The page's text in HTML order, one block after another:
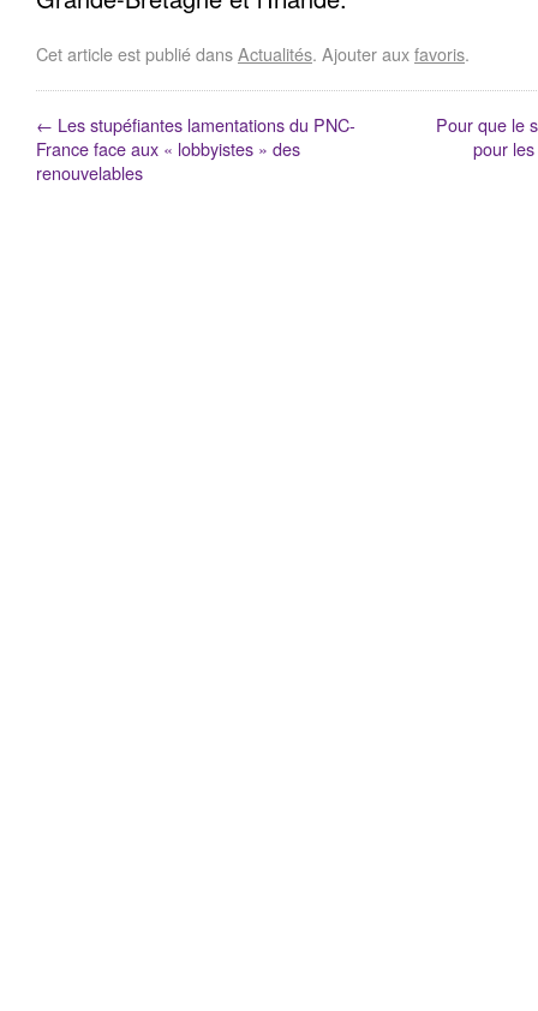
Cet article est publié dansActualités. Ajouter auxfavoris.
← Les stupéfiantes lamentations du PNC-
France face aux « lobbyistes » des
renouvelables
Pour que le
pour